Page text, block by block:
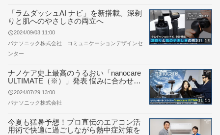
01:59
「ラムダッシュAI ナビ」を新搭載。深剃
りと肌へのやさしさの両立へ
2024/09/03 11:00
パナソニック株式会社 コミュニケーションデザインセ
ンター
01:51
ナノケア史上最高のうるおい「nanocare
ULTIMATE（※）」発表 悩みに合わせ
て“なりたい髪”へ
2024/07/29 13:00
パナソニック株式会社
今夏も猛暑予想！プロ直伝のエアコン活
用術で快適に過ごしながら熱中症対策を